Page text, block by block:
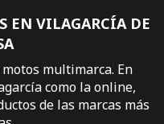
EN VILAGARCÍA DE
multimarca. En
como la online,
de las marcas más